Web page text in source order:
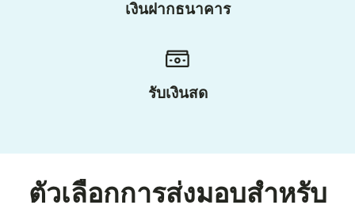
เงินฝากธนาคาร
รับเงินสด
ตัวเลือกการส่งมอบสำหรับ